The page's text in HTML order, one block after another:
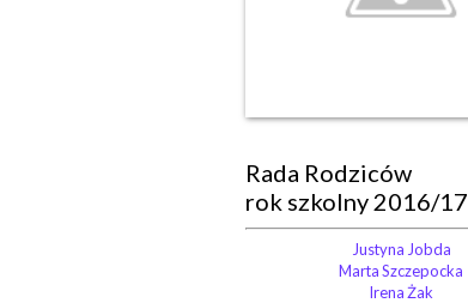
Rada Rodziców
rok szkolny 2016/17
Justyna Jobda
Marta Szczepocka
Irena Żak